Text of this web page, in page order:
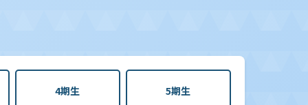
4期生 5期生